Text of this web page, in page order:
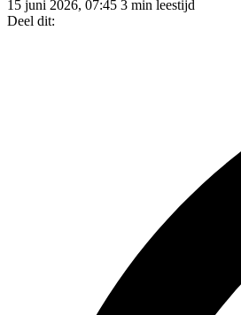
15 juni 2026, 07:45 3 min leestijd
Deel dit: